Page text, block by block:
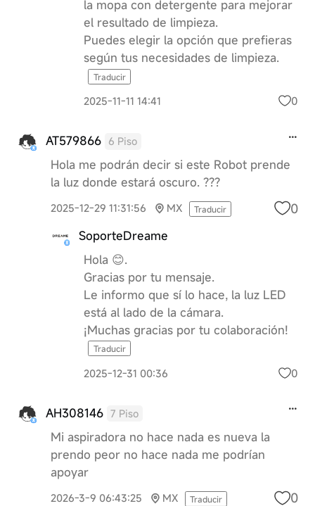
la mopa con detergente para mejorar
el resultado de limpieza.
Puedes elegir la opción que prefieras
según tus necesidades de limpieza.
Traducir
2025-11-11 14:41 0
AT579866 6 Piso
Hola me podrán decir si este Robot prende
la luz donde estará oscuro. ???
2025-12-29 11:31:56 MX Traducir 0
SoporteDreame
Hola 😊.
Gracias por tu mensaje.
Le informo que sí lo hace, la luz LED
está al lado de la cámara.
¡Muchas gracias por tu colaboración!
Traducir
2025-12-31 00:36 0
AH308146 7 Piso
Mi aspiradora no hace nada es nueva la
prendo peor no hace nada me podrían
apoyar
2026-3-9 06:43:25 MX Traducir 0